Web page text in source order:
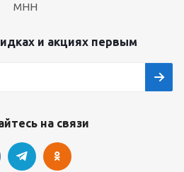
МНН
и акциях первым
на связи